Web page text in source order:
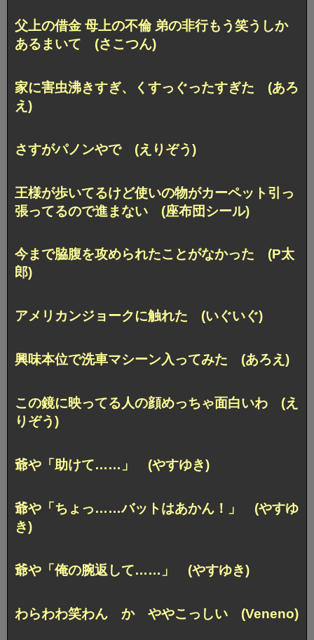
父上の借金 母上の不倫 弟の非行もう笑うしか
あるまいて (さこつん)
家に害虫沸きすぎ、くすっぐったすぎた (あろ
え)
さすがパノンやで (えりぞう)
王様が歩いてるけど使いの物がカーペット引っ
張ってるので進まない (座布団シール)
今まで脇腹を攻められたことがなかった (P太
郎)
アメリカンジョークに触れた (いぐいぐ)
興味本位で洗車マシーン入ってみた (あろえ)
この鏡に映ってる人の顔めっちゃ面白いわ (え
りぞう)
爺や「助けて……」 (やすゆき)
爺や「ちょっ……バットはあかん！」 (やすゆ
き)
爺や「俺の腕返して……」 (やすゆき)
わらわわ笑わん か ややこっしい (Veneno)